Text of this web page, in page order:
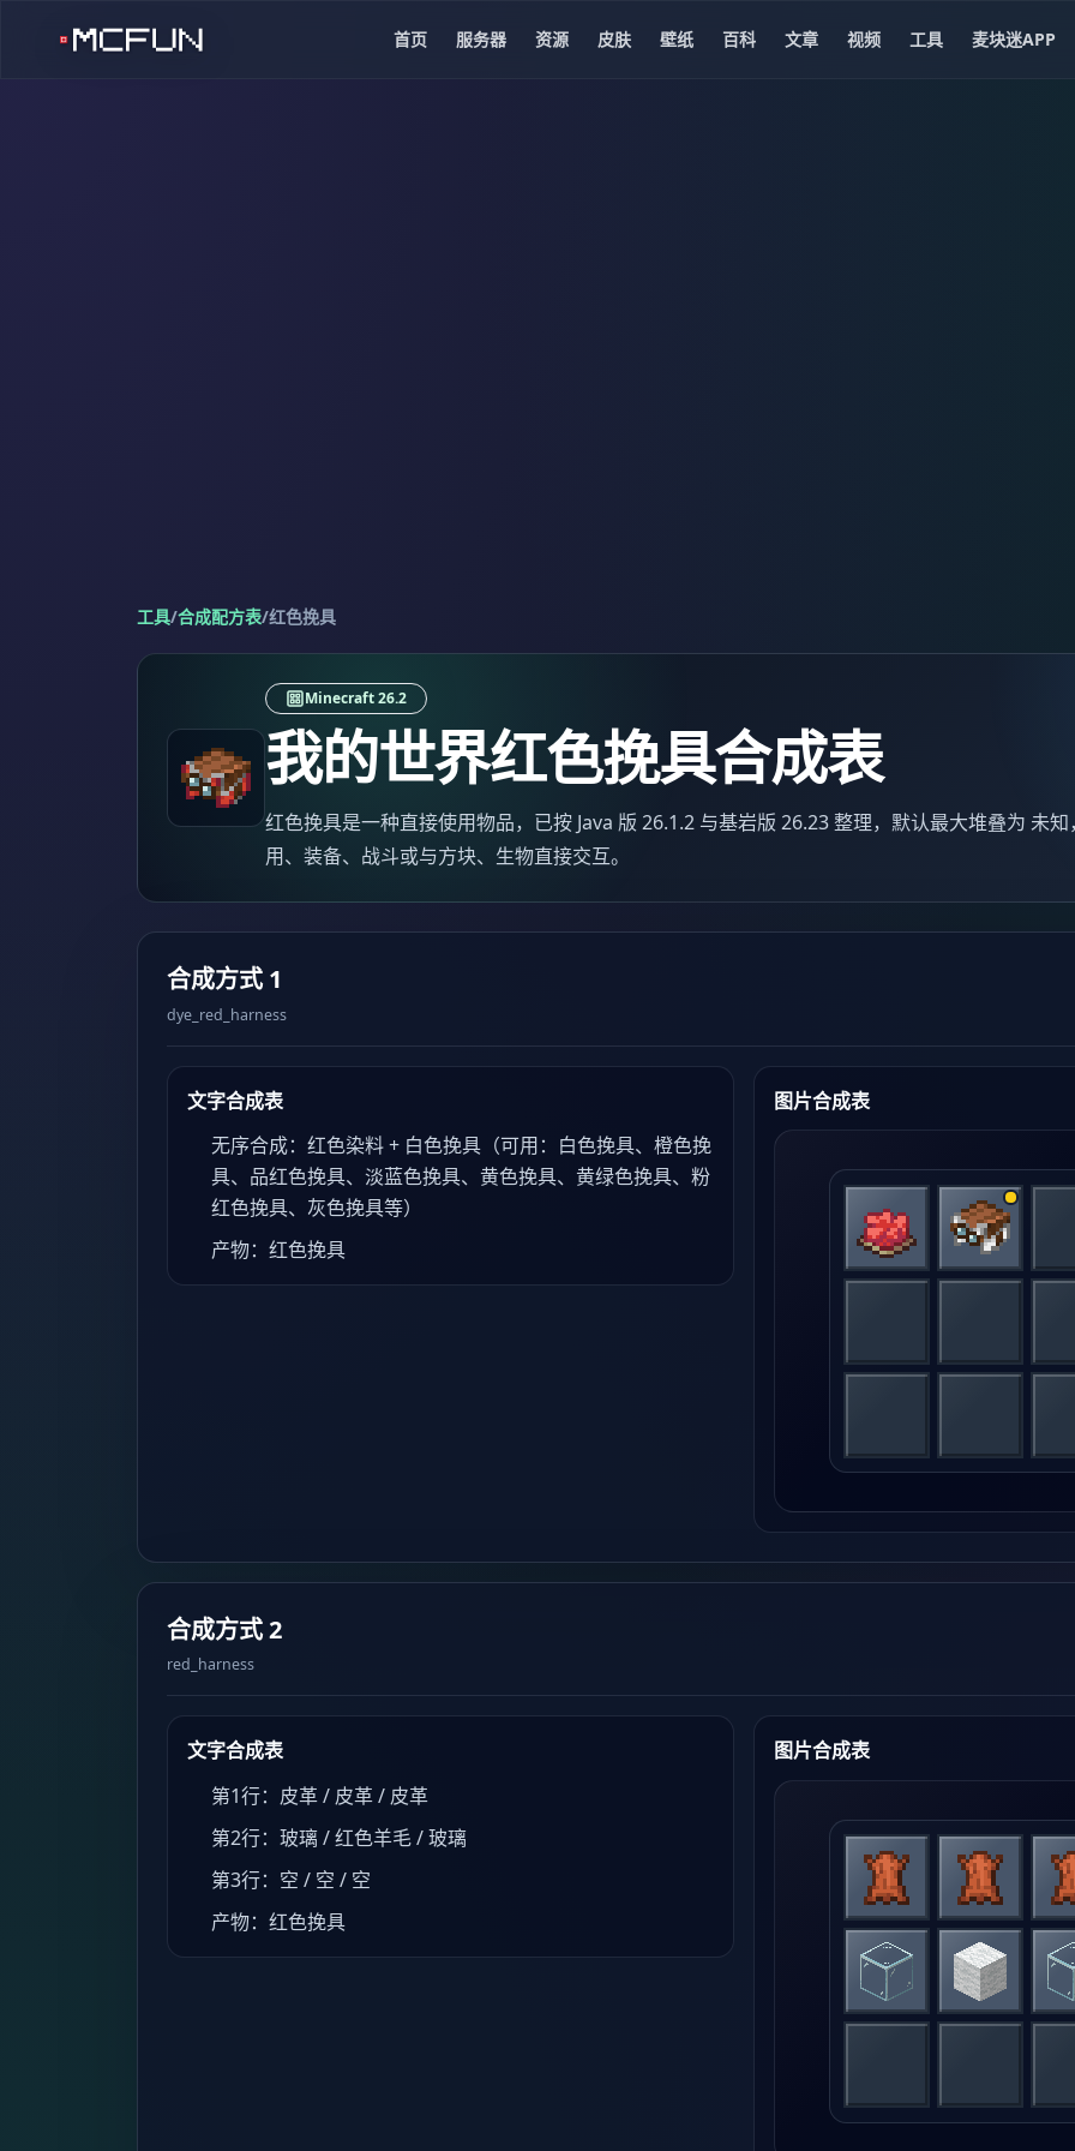
首页 服务器 资源 皮肤 壁纸 百科 文章 视频 工具 麦块迷APP
工具/合成配方表/红色挽具
Minecraft 26.2
我的世界红色挽具合成表
红色挽具是一种直接使用物品，已按 Java 版 26.1.2 与基岩版 26.23 整理，默认最大堆叠为 未
用、装备、战斗或与方块、生物直接交互。
合成方式 1
dye_red_harness
文字合成表
无序合成：红色染料 + 白色挽具（可用：白色挽具、橙色挽
具、品红色挽具、淡蓝色挽具、黄色挽具、黄绿色挽具、粉
红色挽具、灰色挽具等）
产物：红色挽具
图片合成表
合成方式 2
red_harness
文字合成表
第1行：皮革 / 皮革 / 皮革
第2行：玻璃 / 红色羊毛 / 玻璃
第3行：空 / 空 / 空
产物：红色挽具
图片合成表